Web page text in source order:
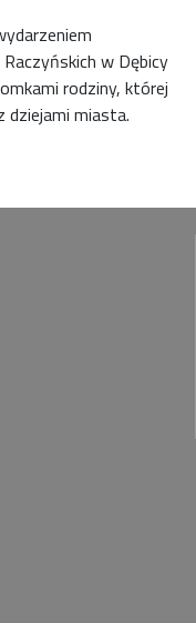
w Dębicy
rodziny, której
dziejami miasta.